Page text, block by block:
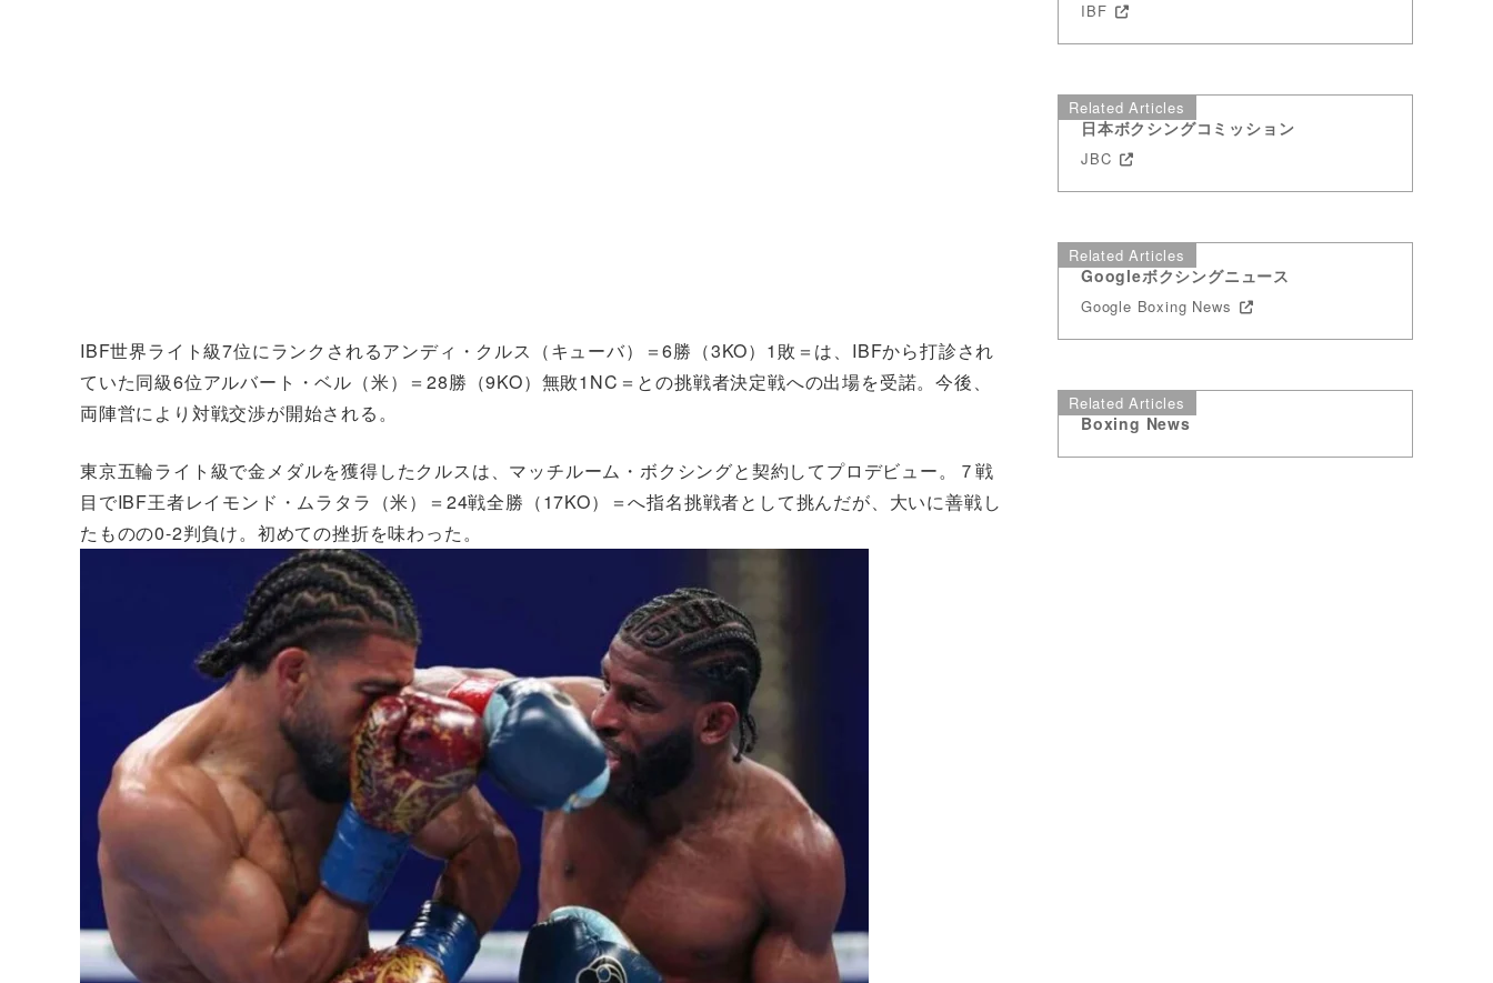
IBF世界ライト級7位にランクされるアンディ・クルス（キューバ）＝6勝（3KO）1敗＝は、IBFから打診され
ていた同級6位アルバート・ベル（米）＝28勝（9KO）無敗1NC＝との挑戦者決定戦への出場を受諾。今後、
両陣営により対戦交渉が開始される。
東京五輪ライト級で金メダルを獲得したクルスは、マッチルーム・ボクシングと契約してプロデビュー。７戦
目でIBF王者レイモンド・ムラタラ（米）＝24戦全勝（17KO）＝へ指名挑戦者として挑んだが、大いに善戦し
たものの0-2判負け。初めての挫折を味わった。
IBF
Related Articles
日本ボクシングコミッション
JBC
Related Articles
Googleボクシングニュース
Google Boxing News
Related Articles
Boxing News